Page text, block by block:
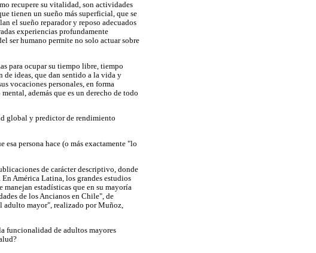
recupere su vitalidad, son actividades
tienen un sueño más superficial, que se
el sueño reparador y reposo adecuados
experiencias profundamente
ser humano permite no solo actuar sobre
para ocupar su tiempo libre, tiempo
de ideas, que dan sentido a la vida y
vocaciones personales, en forma
además que es un derecho de todo
global y predictor de rendimiento
persona hace (o más exactamente "lo
de carácter descriptivo, donde
América Latina, los grandes estudios
estadísticas que en su mayoría
de los Ancianos en Chile", de
mayor", realizado por Muñoz,
funcionalidad de adultos mayores